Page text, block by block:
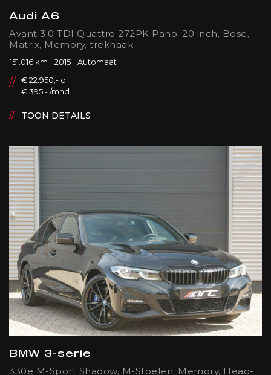
Audi A6
Avant 3.0 TDI Quattro 272PK Pano, 20 inch, Bose,
Matrix, Memory, trekhaak
151.016 km 2015
Automaat
€ 22.950,- of
€ 395,- /mnd
TOON DETAILS
BMW 3-serie
330e M-Sport Shadow, M-Stoelen, Memory, Head-